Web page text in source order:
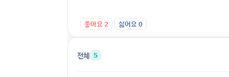
좋아요 2 싫어요 0
전체 5